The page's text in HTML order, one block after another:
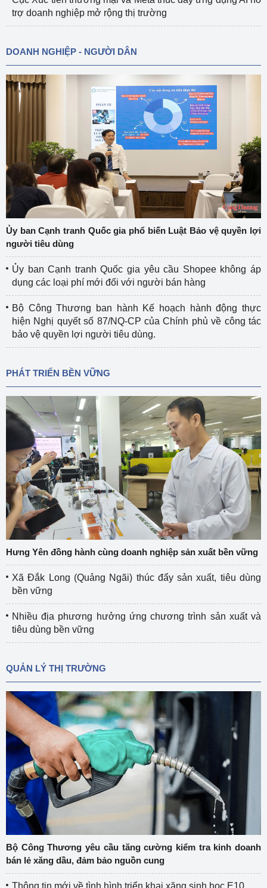
trợ doanh nghiệp mở rộng thị trường
DOANH NGHIỆP - NGƯỜI DÂN
Ủy ban Cạnh tranh Quốc gia phổ biến Luật Bảo vệ quyền lợi
người tiêu dùng
Ủy ban Cạnh tranh Quốc gia yêu cầu Shopee không áp
dụng các loại phí mới đối với người bán hàng
Bộ Công Thương ban hành Kế hoạch hành động thực
hiện Nghị quyết số 87/NQ-CP của Chính phủ về công tác
bảo vệ quyền lợi người tiêu dùng.
PHÁT TRIỂN BỀN VỮNG
Hưng Yên đồng hành cùng doanh nghiệp sản xuất bền vững
Xã Đắk Long (Quảng Ngãi) thúc đẩy sản xuất, tiêu dùng
bền vững
Nhiều địa phương hưởng ứng chương trình sản xuất và
tiêu dùng bền vững
QUẢN LÝ THỊ TRƯỜNG
Bộ Công Thương yêu cầu tăng cường kiểm tra kinh doanh
bán lẻ xăng dầu, đảm bảo nguồn cung